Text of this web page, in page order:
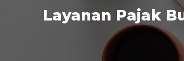
Layanan Pajak